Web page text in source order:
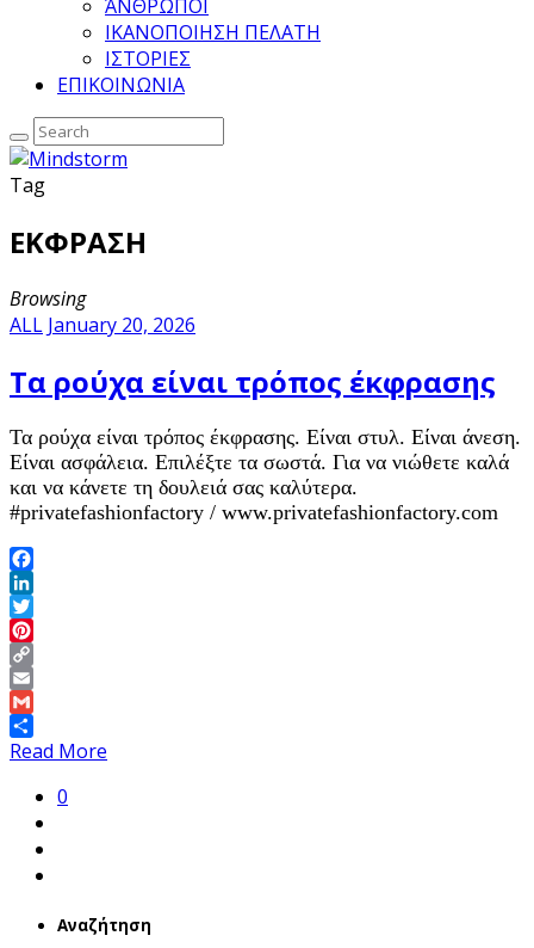
ΆΝΘΡΩΠΟΙ
ΙΚΑΝΟΠΟΙΗΣΗ ΠΕΛΑΤΗ
ΙΣΤΟΡΙΕΣ
ΕΠΙΚΟΙΝΩΝΙΑ
Tag
ΕΚΦΡΑΣΗ
Browsing
ALL January 20, 2026
Τα ρούχα είναι τρόπος έκφρασης
Τα ρούχα είναι τρόπος έκφρασης. Είναι στυλ. Είναι άνεση.
Είναι ασφάλεια. Επιλέξτε τα σωστά. Για να νιώθετε καλά
και να κάνετε τη δουλειά σας καλύτερα.
#privatefashionfactory / www.privatefashionfactory.com
Facebook
LinkedIn
Twitter
Pinterest
Copy
Link
Email
Gmail
Share
Read More
0
Αναζήτηση